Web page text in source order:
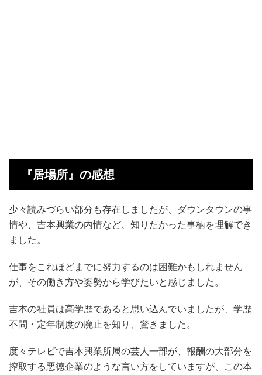
『居場所』の感想
少々読みづらい部分も存在しましたが、ダウンタウンの事
情や、吉本興業の内情など、知りたかった事柄を理解でき
ました。
仕事をこれほどまでに努力するのは困難かもしれません
が、その働き方や姿勢から学びたいと感じました。
吉本の社員は高学歴であると思い込んでいましたが、学歴
不問・定年制度の廃止を知り、驚きました。
度々テレビで吉本興業所属の芸人一部が、報酬の大部分を
搾取する悪徳企業のような言い方をしていますが、この本